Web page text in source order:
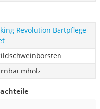
Revolution Bartpflege-